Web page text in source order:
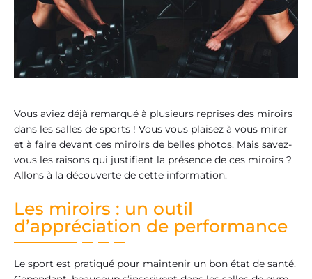
Vous aviez déjà remarqué à plusieurs reprises des miroirs
dans les salles de sports ! Vous vous plaisez à vous mirer
et à faire devant ces miroirs de belles photos. Mais savez-
vous les raisons qui justifient la présence de ces miroirs ?
Allons à la découverte de cette information.
Les miroirs : un outil
d’appréciation de performance
Le sport est pratiqué pour maintenir un bon état de santé.